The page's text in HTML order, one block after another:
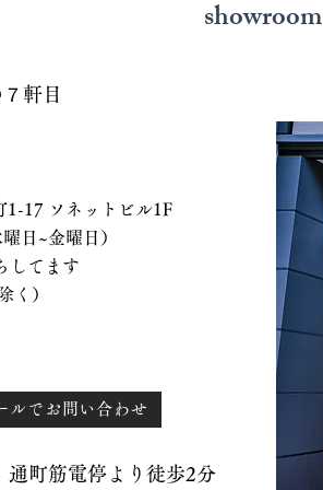
showroom
軒目
ソネットビル1F
日~金曜日）
てます
く）
ルでお問い合わせ
町筋電停より徒歩2分